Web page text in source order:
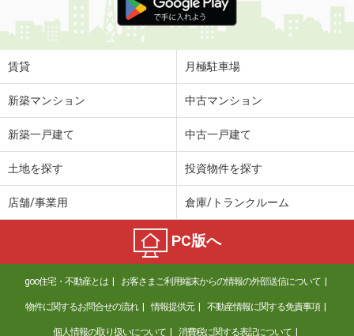
賃貸 月極駐車場
新築マンション 中古マンション
新築一戸建て 中古一戸建て
土地を探す 投資物件を探す
店舗/事業用 倉庫/トランクルーム
PC版へ
goo住宅・不動産とは お客さまご利用端末からの情報の外部送信について
物件に関するお問合せの流れ 情報提供元 不動産情報に関する免責事項
個人情報の取り扱いについて 消費税に関する表記について